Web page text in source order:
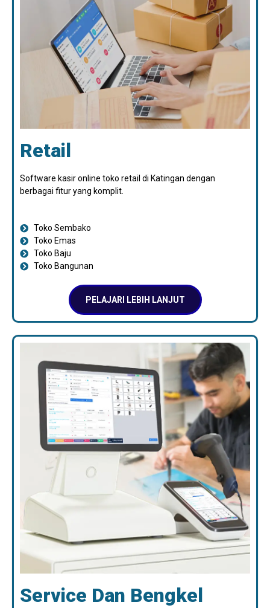
Retail
Software kasir online toko retail di Katingan dengan
berbagai fitur yang komplit.
Toko Sembako
Toko Emas
Toko Baju
Toko Bangunan
PELAJARI LEBIH LANJUT
Service Dan Bengkel